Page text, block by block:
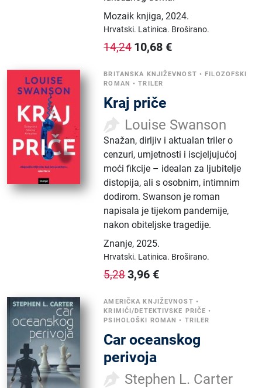
Mozaik knjiga,2024.
Hrvatski. Latinica. Broširano.
14,24 10,68 €
BRITANSKA KNJIŽEVNOST •FILOZOFSKI
ROMAN •TRILER
Kraj priče
Louise Swanson
Snažan, dirljiv i aktualan triler o
cenzuri, umjetnosti i iscjeljujućoj
moći fikcije – idealan za ljubitelje
distopija, ali s osobnim, intimnim
dodirom. Swanson je roman
napisala je tijekom pandemije,
nakon obiteljske tragedije.
Znanje,2025.
Hrvatski. Latinica. Broširano.
5,283,96 €
AMERIČKA KNJIŽEVNOST •
KRIMIĆI/DETEKTIVSKE PRIČE •
PSIHOLOŠKI ROMAN • TRILER
Car oceanskog
perivoja
Stephen L. Carter